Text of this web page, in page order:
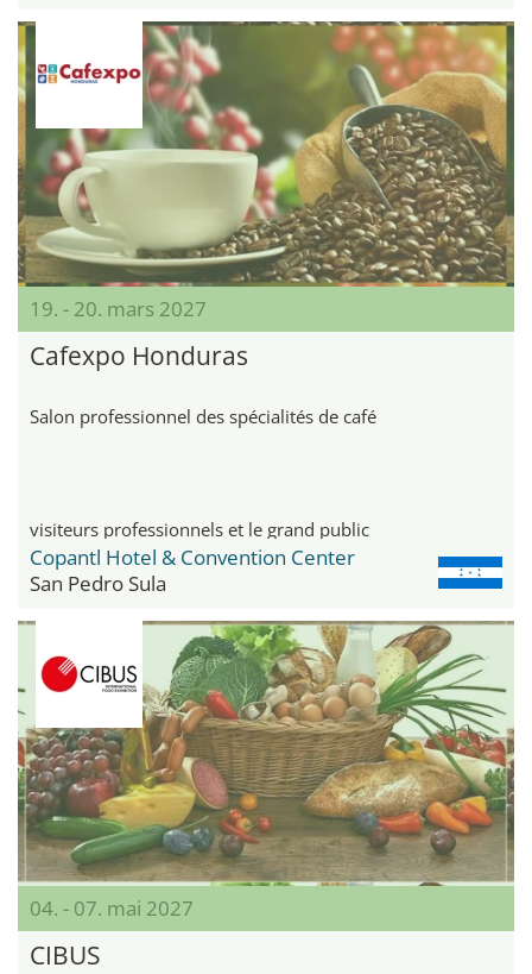
19. - 20. mars 2027
Cafexpo Honduras
Salon professionnel des spécialités de café
visiteurs professionnels et le grand public
Copantl Hotel & Convention Center
San Pedro Sula
04. - 07. mai 2027
CIBUS